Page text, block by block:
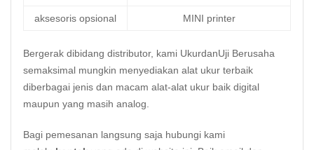
aksesoris opsional MINI printer
Bergerak dibidang distributor, kami UkurdanUji Berusaha
semaksimal mungkin menyediakan alat ukur terbaik
diberbagai jenis dan macam alat-alat ukur baik digital
maupun yang masih analog.
Bagi pemesanan langsung saja hubungi kami